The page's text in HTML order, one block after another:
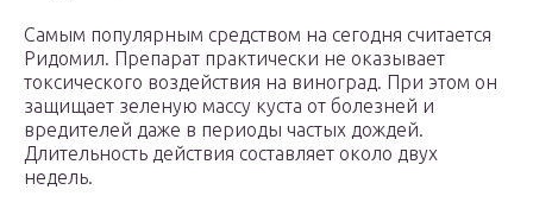
Самым популярным средством на сегодня считается
Ридомил. Препарат практически не оказывает
токсического воздействия на виноград. При этом он
защищает зеленую массу куста от болезней и
вредителей даже в периоды частых дождей.
Длительность действия составляет около двух
недель.